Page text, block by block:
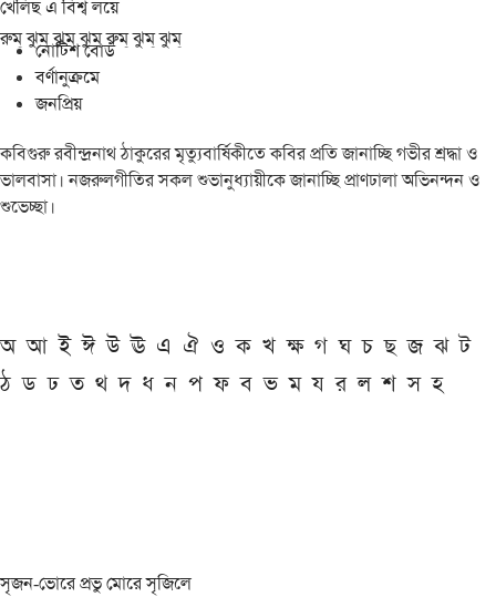
খেলিছ এ বিশ্ব লয়ে
রুম্ ঝুম্ ঝুম্ ঝুম্ রুম্ ঝুম্ ঝুম্
নোটিশ বোর্ড
বর্ণানুক্রমে
জনপ্রিয়
কবিগুরু রবীন্দ্রনাথ ঠাকুরের মৃত্যুবার্ষিকীতে কবির প্রতি জানাচ্ছি গভীর শ্রদ্ধা ও
ভালবাসা। নজরুলগীতির সকল শুভানুধ্যায়ীকে জানাচ্ছি প্রাণঢালা অভিনন্দন ও
শুভেচ্ছা।
অ আ ই ঈ উ ঊ এ ঐ ও ক খ ক্ষ গ ঘ চ ছ জ ঝ ট
ঠ ড ঢ ত থ দ ধ ন প ফ ব ভ ম য র ল শ স হ
সৃজন-ভোরে প্রভু মোরে সৃজিলে